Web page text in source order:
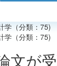
学（分類：75)
学（分類：75)
文が